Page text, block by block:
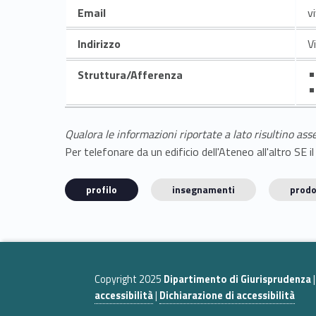
Email
Indirizzo
Struttura/Afferenza
Qualora le informazioni riportate a lato risultino
Per telefonare da un edificio dell'Ateneo all'altro
profilo insegnamenti
Copyright 2025 Dipartimento di Giurisprudenza|
accessibilità| Dichiarazione di accessibilità